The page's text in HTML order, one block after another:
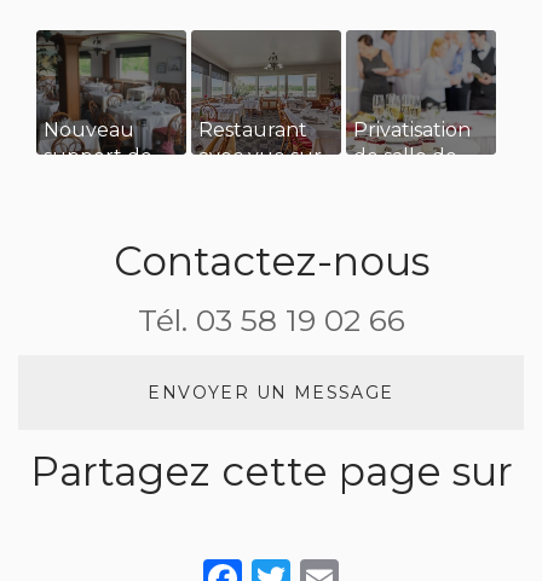
Nouveau
support de
Restaurant
avec vue sur
Privatisation
de salle de
d’entreprise
Contactez-nous
Tél. 03 58 19 02 66
ENVOYER UN MESSAGE
Partagez cette page sur